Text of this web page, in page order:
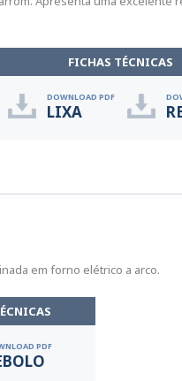
FICHAS TÉCNICAS
DOWNLOAD PDF
LIXA
em forno elétrico a arco.
PDF